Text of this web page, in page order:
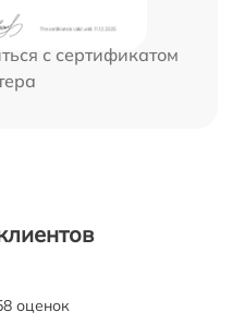
с сертификатом
оценок